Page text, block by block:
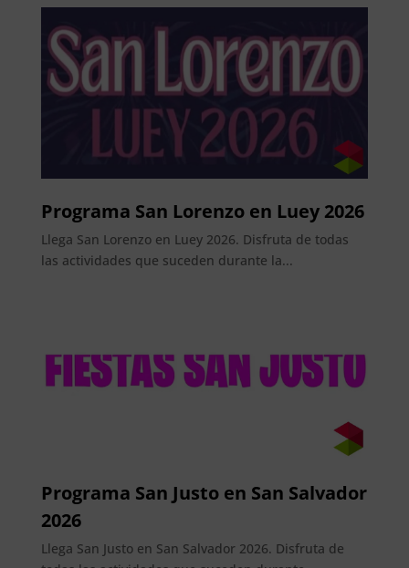
Programa San Lorenzo en Luey 2026
Llega San Lorenzo en Luey 2026. Disfruta de todas
las actividades que suceden durante la...
Programa San Justo en San Salvador
2026
Llega San Justo en San Salvador 2026. Disfruta de